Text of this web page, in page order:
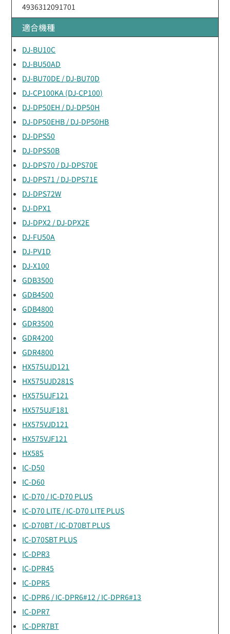
4936312091701
適合機種
DJ-BU10C
DJ-BU50AD
DJ-BU70DE / DJ-BU70D
DJ-CP100KA (DJ-CP100)
DJ-DP50EH / DJ-DP50H
DJ-DP50EHB / DJ-DP50HB
DJ-DPS50
DJ-DPS50B
DJ-DPS70 / DJ-DPS70E
DJ-DPS71 / DJ-DPS71E
DJ-DPS72W
DJ-DPX1
DJ-DPX2 / DJ-DPX2E
DJ-FU50A
DJ-PV1D
DJ-X100
GDB3500
GDB4500
GDB4800
GDR3500
GDR4200
GDR4800
HX575UJD121
HX575UJD281S
HX575UJF121
HX575UJF181
HX575VJD121
HX575VJF121
HX585
IC-D50
IC-D60
IC-D70 / IC-D70 PLUS
IC-D70 LITE / IC-D70 LITE PLUS
IC-D70BT / IC-D70BT PLUS
IC-D70SBT PLUS
IC-DPR3
IC-DPR45
IC-DPR5
IC-DPR6 / IC-DPR6#12 / IC-DPR6#13
IC-DPR7
IC-DPR7BT